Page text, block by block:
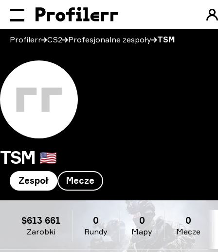
Profilerr CS2 Profesjonalne zespoły TSM
TSM 🇺🇸
Zespoł Mecze
Zarobki
$613 661
Rundy
0
Mapy
0
Mecze
0